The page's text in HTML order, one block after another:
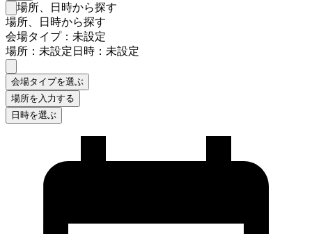
検索フォームを閉じる
場所、日時から探す
場所、日時から探す
会場タイプ：未設定
場所：未設定日時：未設定
会場タイプを選ぶ
場所を入力する
日時を選ぶ